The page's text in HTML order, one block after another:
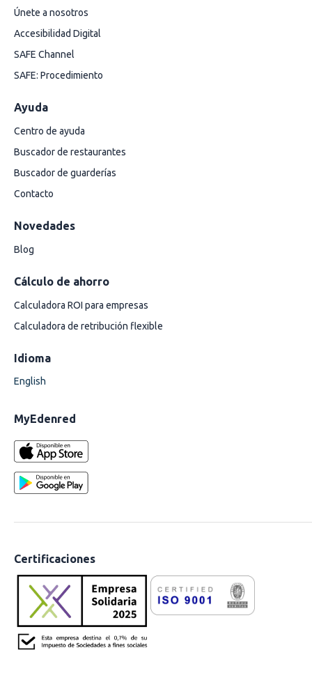
Únete a nosotros
Accesibilidad Digital
SAFE Channel
SAFE: Procedimiento
Ayuda
Centro de ayuda
Buscador de restaurantes
Buscador de guarderías
Contacto
Novedades
Blog
Cálculo de ahorro
Calculadora ROI para empresas
Calculadora de retribución flexible
Idioma
English
MyEdenred
Certificaciones